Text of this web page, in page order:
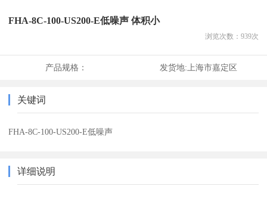
FHA-8C-100-US200-E低噪声 体积小
浏览次数： 939次
产品规格： 发货地: 上海市嘉定区
关键词
FHA-8C-100-US200-E低噪声
详细说明